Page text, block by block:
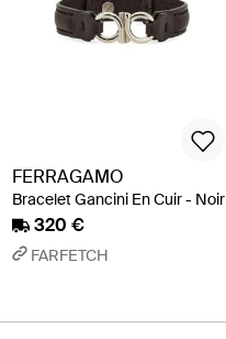
FERRAGAMO
Bracelet Gancini En Cuir - Noir
320 €
FARFETCH